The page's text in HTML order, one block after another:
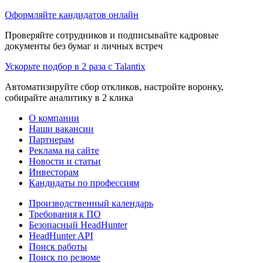
Оформляйте кандидатов онлайн
Проверяйте сотрудников и подписывайте кадровые
документы без бумаг и личных встреч
Ускорьте подбор в 2 раза с Talantix
Автоматизируйте сбор откликов, настройте воронку,
собирайте аналитику в 2 клика
О компании
Наши вакансии
Партнерам
Реклама на сайте
Новости и статьи
Инвесторам
Кандидаты по профессиям
Производственный календарь
Требования к ПО
Безопасный HeadHunter
HeadHunter API
Поиск работы
Поиск по резюме